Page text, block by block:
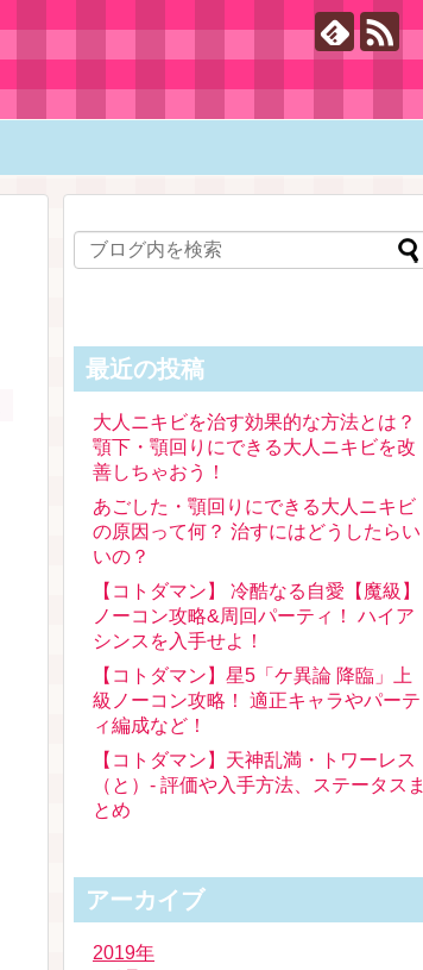
最近の投稿
大人ニキビを治す効果的な方法とは？
顎下・顎回りにできる大人ニキビを改
善しちゃおう！
あごした・顎回りにできる大人ニキビ
の原因って何？ 治すにはどうしたらい
いの？
【コトダマン】 冷酷なる自愛【魔級】
ノーコン攻略&周回パーティ！ ハイア
シンスを入手せよ！
【コトダマン】星5「ケ異論 降臨」上
級ノーコン攻略！ 適正キャラやパーテ
ィ編成など！
【コトダマン】天神乱満・トワーレス
（と）- 評価や入手方法、ステータスま
とめ
アーカイブ
2019年